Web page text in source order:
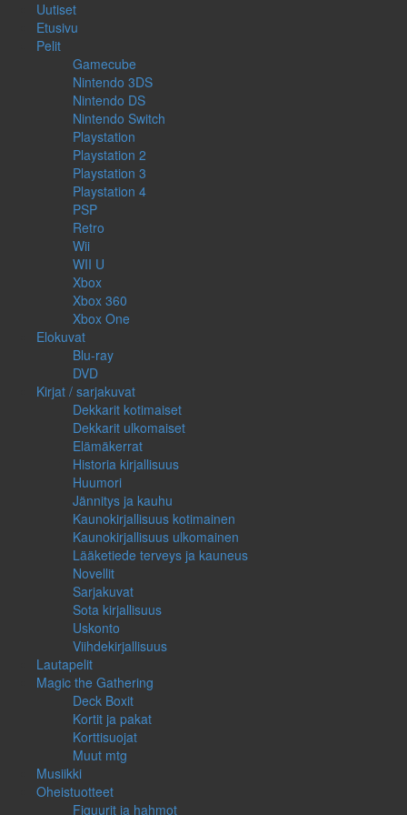
Uutiset
Etusivu
Pelit
Gamecube
Nintendo 3DS
Nintendo DS
Nintendo Switch
Playstation
Playstation 2
Playstation 3
Playstation 4
PSP
Retro
Wii
WII U
Xbox
Xbox 360
Xbox One
Elokuvat
Blu-ray
DVD
Kirjat / sarjakuvat
Dekkarit kotimaiset
Dekkarit ulkomaiset
Elämäkerrat
Historia kirjallisuus
Huumori
Jännitys ja kauhu
Kaunokirjallisuus kotimainen
Kaunokirjallisuus ulkomainen
Lääketiede terveys ja kauneus
Novellit
Sarjakuvat
Sota kirjallisuus
Uskonto
Viihdekirjallisuus
Lautapelit
Magic the Gathering
Deck Boxit
Kortit ja pakat
Korttisuojat
Muut mtg
Musiikki
Oheistuotteet
Figuurit ja hahmot